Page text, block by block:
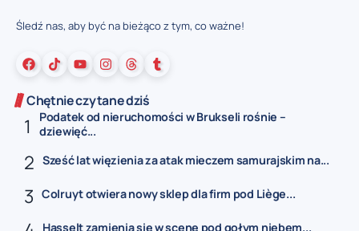
Śledź nas, aby być na bieżąco z tym, co ważne!
Chętnie czytane dziś
Podatek od nieruchomości w Brukseli rośnie –
dziewięć...
Sześć lat więzienia za atak mieczem samurajskim na...
Colruyt otwiera nowy sklep dla firm pod Liège...
Hasselt zamienia się w scenę pod gołym niebem...